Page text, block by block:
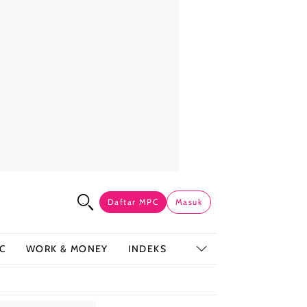
Daftar MPC Masuk
WORK & MONEY INDEKS